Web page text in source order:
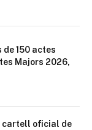
150 actes
Majors 2026,
cartell oficial de